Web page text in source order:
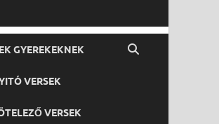
GYEREKEKNEK
VERSEK
VERSEK